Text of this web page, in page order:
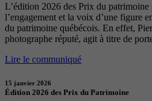
L’édition 2026 des Prix du patrimoine
l’engagement et la voix d’une figure
du patrimoine québécois. En effet,
photographe réputé, agit à titre de
Lire le communiqué
15 janvier 2026
Édition 2026 des Prix du Patrimoine